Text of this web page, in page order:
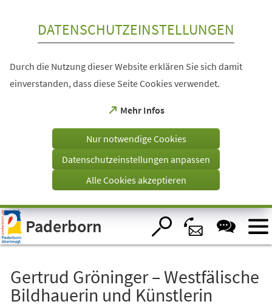
Visuelle
Assistenzsoftware
öffnen.
DATENSCHUTZEINSTELLUNGEN
Durch die Nutzung dieser Website erklären Sie sich damit
einverstanden, dass diese Seite Cookies verwendet.
Mehr Infos
(Öffnet
einem
Tab)
Nur notwendige Cookies
Datenschutzeinstellungen anpassen
Alle Cookies akzeptieren
Paderborn
Gertrud Gröninger – Westfälische
Bildhauerin und Künstlerin